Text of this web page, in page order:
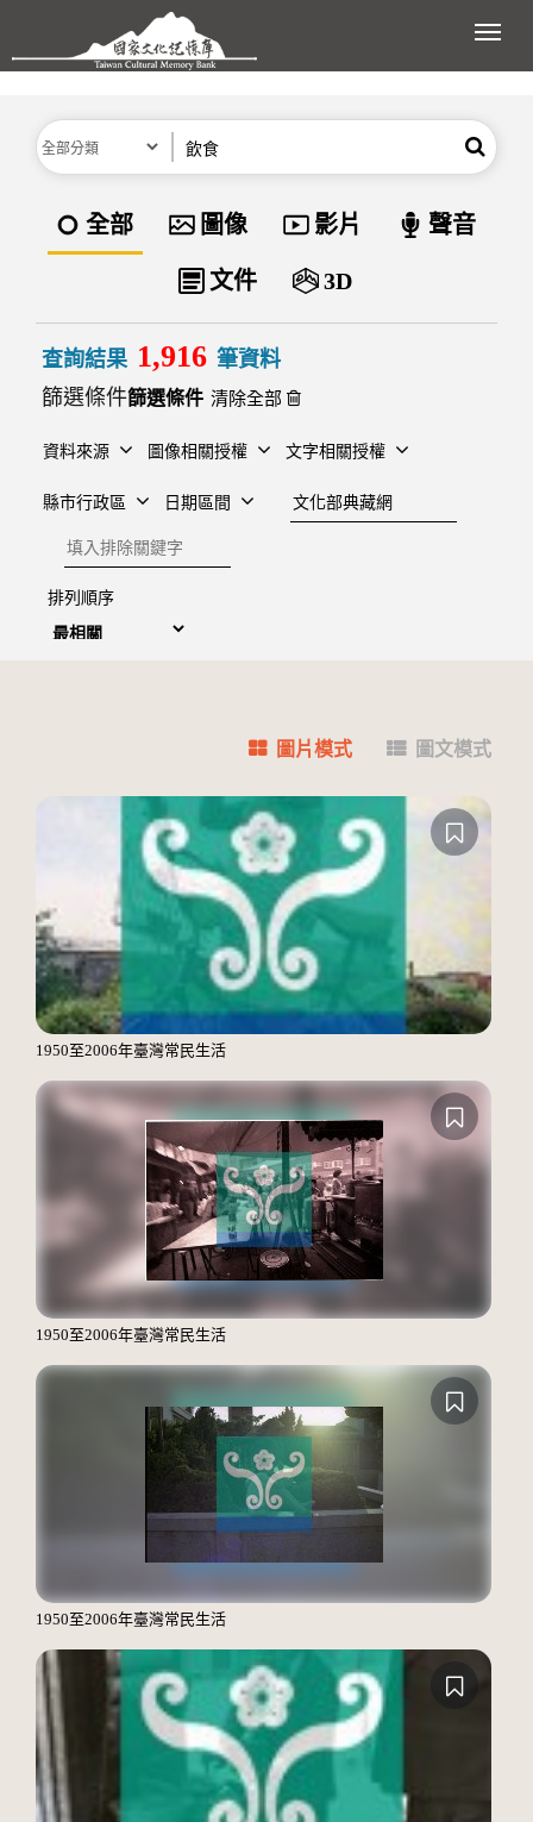
跳到主要內容區塊
展
分類 搜尋
資料類型
全部 圖像 影片 聲音
文件 3D
查詢結果 1,916 筆資料
篩選條件
清除全部
資料來源 圖像相關授權 文字相關授權
縣市行政區 日期區間
建檔單位
排除關鍵字
排列順序
圖片模式 圖文模式
1950至2006年臺灣常民生活
1950至2006年臺灣常民生活
1950至2006年臺灣常民生活